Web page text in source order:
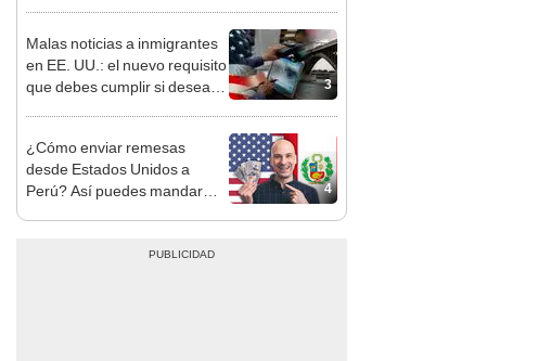
3
Malas noticias a inmigrantes
en EE. UU.: el nuevo requisito
que debes cumplir si deseas
4
¿Cómo enviar remesas
desde Estados Unidos a
Perú? Así puedes mandar